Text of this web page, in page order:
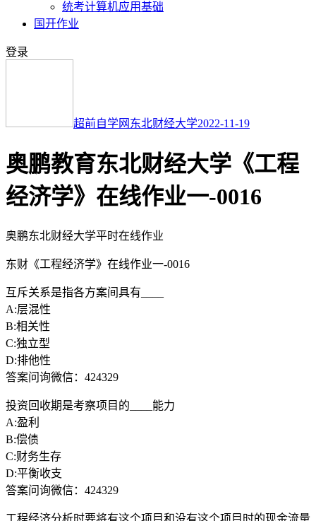
统考计算机应用基础
国开作业
登录
超前自学网 东北财经大学2022-11-19
奥鹏教育东北财经大学《工程
经济学》在线作业一-0016
奥鹏东北财经大学平时在线作业
东财《工程经济学》在线作业一-0016
互斥关系是指各方案间具有____
A:层混性
B:相关性
C:独立型
D:排他性
答案问询微信：424329
投资回收期是考察项目的____能力
A:盈利
B:偿债
C:财务生存
D:平衡收支
答案问询微信：424329
工程经济分析时要将有这个项目和没有这个项目时的现金流量